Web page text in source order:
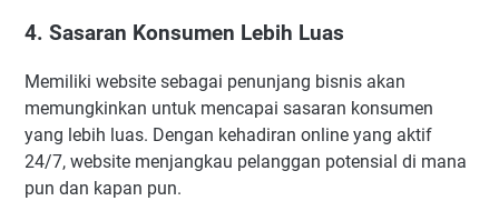
4. Sasaran Konsumen Lebih Luas
Memiliki website sebagai penunjang bisnis akan
memungkinkan untuk mencapai sasaran konsumen
yang lebih luas. Dengan kehadiran online yang aktif
24/7, website menjangkau pelanggan potensial di mana
pun dan kapan pun.